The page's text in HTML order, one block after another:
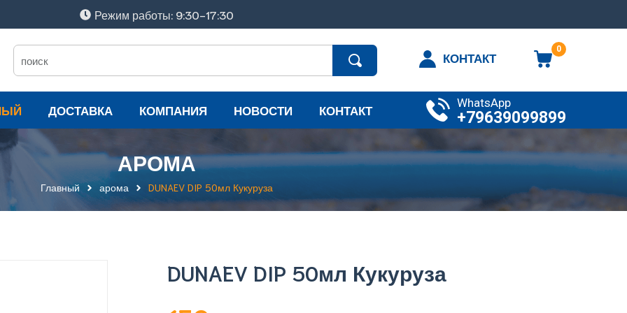
Режим работы: 9:30-17:30
0
КОНТАКТ
ДОСТАВКА КОМПАНИЯ НОВОСТИ КОНТАКТ WhatsApp
+79639099899
АРОМА
Главный арома DUNAEV DIP 50мл Кукуруза
DUNAEV DIP 50мл Кукуруза